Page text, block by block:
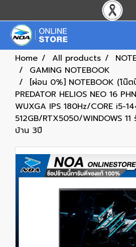
Home All products
GAMING NOTEBOOK
[ผ่อน 0%] NOTEBOOK (โน๊ต
PREDATOR HELIOS NEO 16
WUXGA IPS 180Hz/CORE i5-
512GB/RTX5050/WINDOWS
บ้าน 3ปี